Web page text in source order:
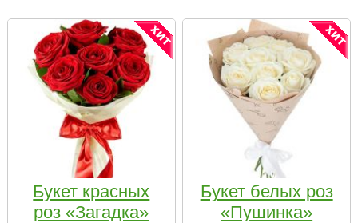
Букет красных
роз «Загадка»
Букет белых роз
«Пушинка»